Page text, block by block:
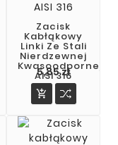
Zacisk
Kabłąkowy
Linki Ze Stali
Nierdzewnej
Kwasoodpornej
AISI 316
5,85 złCena
